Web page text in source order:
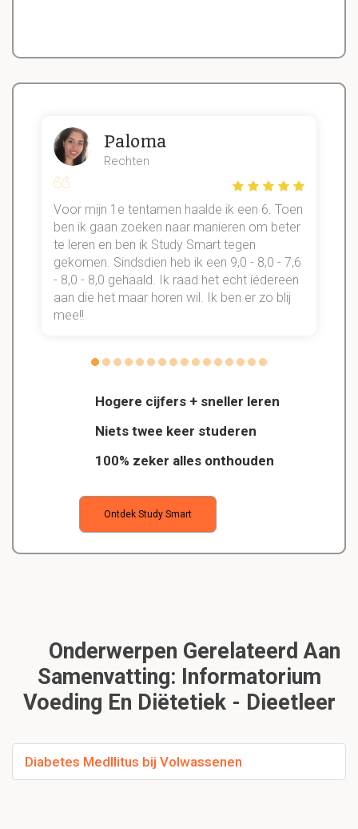
Hogere cijfers + sneller leren
Niets twee keer studeren
100% zeker alles onthouden
Ontdek Study Smart
Paloma
Rechten
Voor mijn 1e tentamen haalde ik een 6. Toen
ben ik gaan zoeken naar manieren om beter
te leren en ben ik Study Smart tegen
gekomen. Sindsdien heb ik een 9,0 - 8,0 - 7,6
- 8,0 - 8,0 gehaald. Ik raad het echt íédereen
aan die het maar horen wil. Ik ben er zo blij
mee!!
Onderwerpen Gerelateerd Aan
Samenvatting: Informatorium
Voeding En Diëtetiek - Dieetleer
Diabetes Medllitus bij Volwassenen